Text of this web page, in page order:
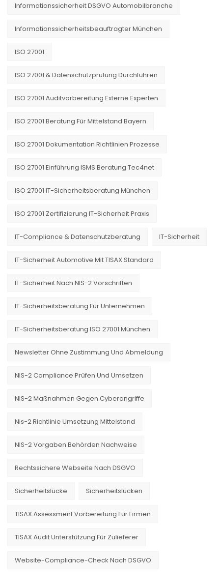
Informationssicherheit DSGVO Automobilbranche
Informationssicherheitsbeauftragter München
ISO 27001
ISO 27001 & Datenschutzprüfung Durchführen
ISO 27001 Auditvorbereitung Externe Experten
ISO 27001 Beratung Für Mittelstand Bayern
ISO 27001 Dokumentation Richtlinien Prozesse
ISO 27001 Einführung ISMS Beratung Tec4net
ISO 27001 IT-Sicherheitsberatung München
ISO 27001 Zertifizierung IT-Sicherheit Praxis
IT-Compliance & Datenschutzberatung IT-Sicherheit
IT-Sicherheit Automotive Mit TISAX Standard
IT-Sicherheit Nach NIS-2 Vorschriften
IT-Sicherheitsberatung Für Unternehmen
IT-Sicherheitsberatung ISO 27001 München
Newsletter Ohne Zustimmung Und Abmeldung
NIS-2 Compliance Prüfen Und Umsetzen
NIS-2 Maßnahmen Gegen Cyberangriffe
Nis-2 Richtlinie Umsetzung Mittelstand
NIS-2 Vorgaben Behörden Nachweise
Rechtssichere Webseite Nach DSGVO
Sicherheitslücke Sicherheitslücken
TISAX Assessment Vorbereitung Für Firmen
TISAX Audit Unterstützung Für Zulieferer
Website-Compliance-Check Nach DSGVO